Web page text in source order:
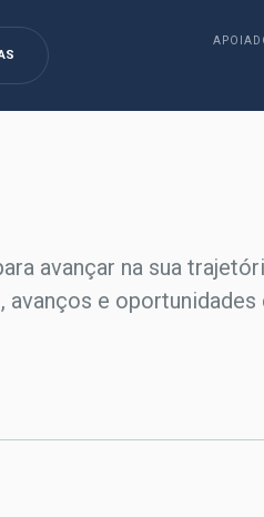
avançar na sua
e oportunidades